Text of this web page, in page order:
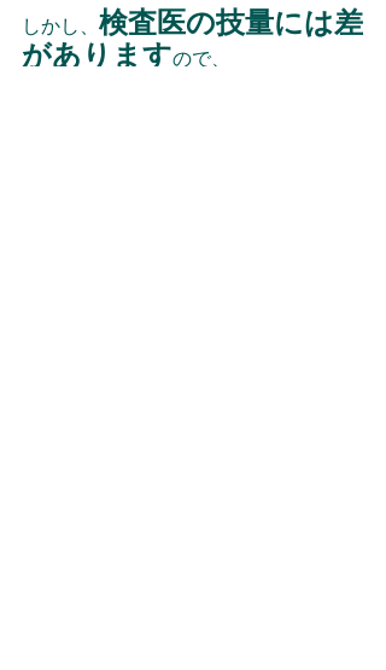
しかし、 検査医の技量には差
がありますので、